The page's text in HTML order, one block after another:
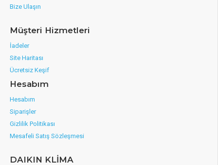
Bize Ulaşın
Müşteri Hizmetleri
İadeler
Site Haritası
Ücretsiz Keşif
Hesabım
Hesabım
Siparişler
Gizlilik Politikası
Mesafeli Satış Sözleşmesi
DAIKIN KLİMA